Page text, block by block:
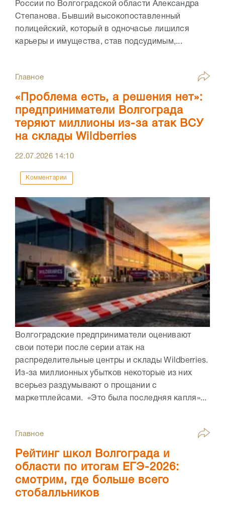
России по Волгоградской области Александра
Степанова. Бывший высокопоставленный
полицейский, который в одночасье лишился
карьеры и имущества, став подсудимым,...
Главное
«Проблема есть, а решения нет»:
предприниматели Волгограда
теряют миллионы из-за атак ВСУ
на склады Wildberries
22.07.2026 14:10
Комментарии
Волгоградские предприниматели оценивают
свои потери после серии атак на
распределительные центры и склады Wildberries.
Из-за миллионных убытков некоторые из них
всерьез раздумывают о прощании с
маркетплейсами. «Это была последняя капля»...
Главное
Рейтинг школ Волгограда и
области по итогам ЕГЭ-2026:
смотрим, где больше всего
стобалльников